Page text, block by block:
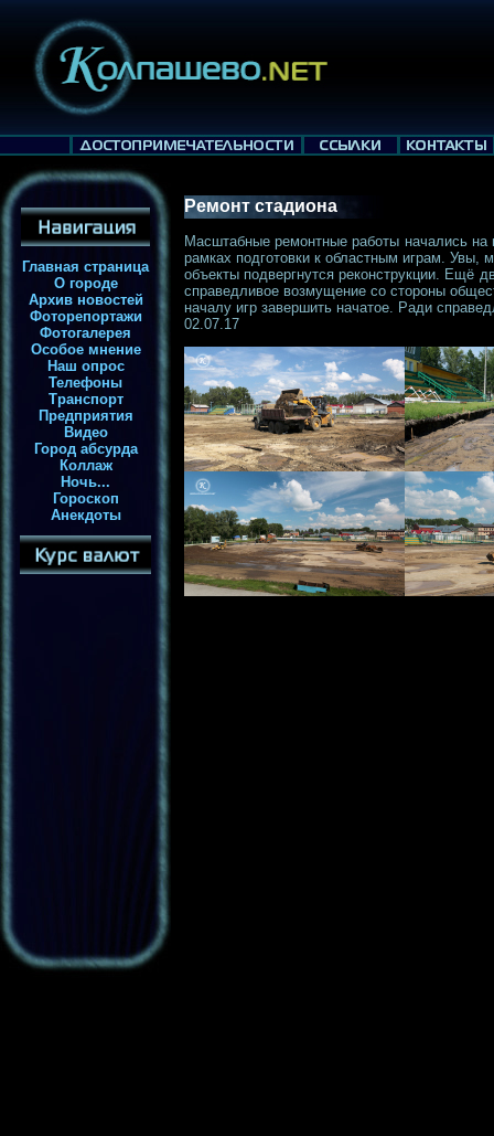
Главная страница
О городе
Архив новостей
Фоторепортажи
Фотогалерея
Особое мнение
Наш опрос
Телефоны
Транспорт
Предприятия
Видео
Город абсурда
Коллаж
Ночь...
Гороскоп
Анекдоты
Ремонт стадиона
Масштабные ремонтные работы начались на
рамках подготовки к областным играм. Увы,
объекты подвергнутся реконструкции. Ещё
справедливое возмущение со стороны
началу игр завершить начатое. Ради
02.07.17